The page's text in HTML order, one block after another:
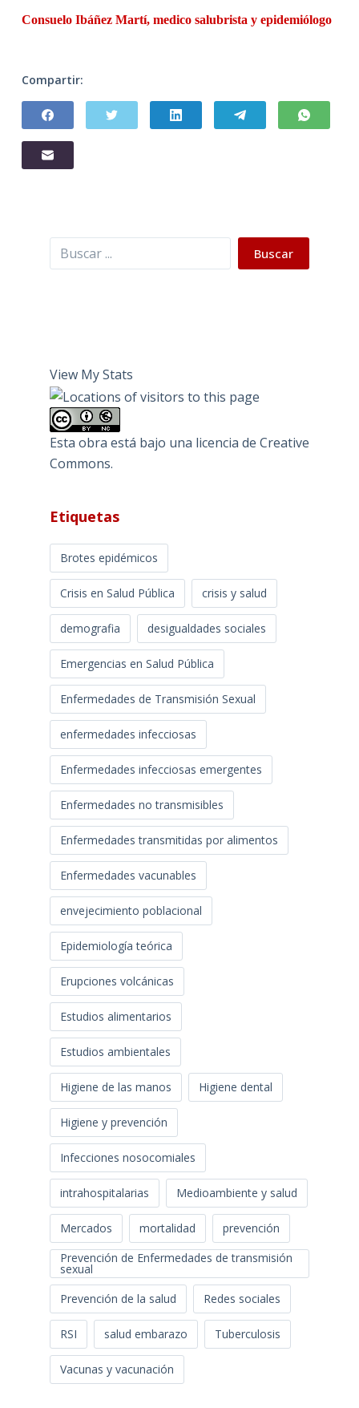
ConsueloIbáñez Martí, medico salubrista y epidemiólogo
Compartir:
Buscar Buscar
View My Stats
Esta obra está bajo una licencia de Creative
Commons.
Etiquetas
Brotes epidémicos
Crisis en Salud Pública crisis y salud
demografia desigualdades sociales
Emergencias en Salud Pública
Enfermedades de Transmisión Sexual
enfermedades infecciosas
Enfermedades infecciosas emergentes
Enfermedades no transmisibles
Enfermedades transmitidas por alimentos
Enfermedades vacunables
envejecimiento poblacional
Epidemiología teórica
Erupciones volcánicas
Estudios alimentarios
Estudios ambientales
Higiene de las manos Higiene dental
Higiene y prevención
Infecciones nosocomiales
intrahospitalarias Medioambiente y salud
Mercados mortalidad
prevención
Prevención de Enfermedades de transmisión
sexual
Prevención de la salud
Redes sociales
RSI salud embarazo Tuberculosis
Vacunas y vacunación